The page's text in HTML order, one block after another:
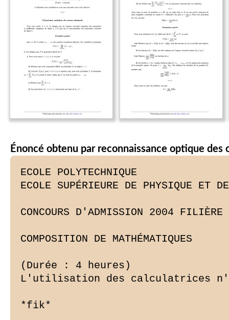
Énoncé obtenu par reconnaissance optique des
ECOLE POLYTECHNIQUE
ECOLE SUPÉRIEURE DE PHYSIQUE ET
CONCOURS D'ADMISSION 2004 FILIÈRE
COMPOSITION DE MATHÉMATIQUES
(Durée : 4 heures)
L'utilisation des calculatrices
*fik*